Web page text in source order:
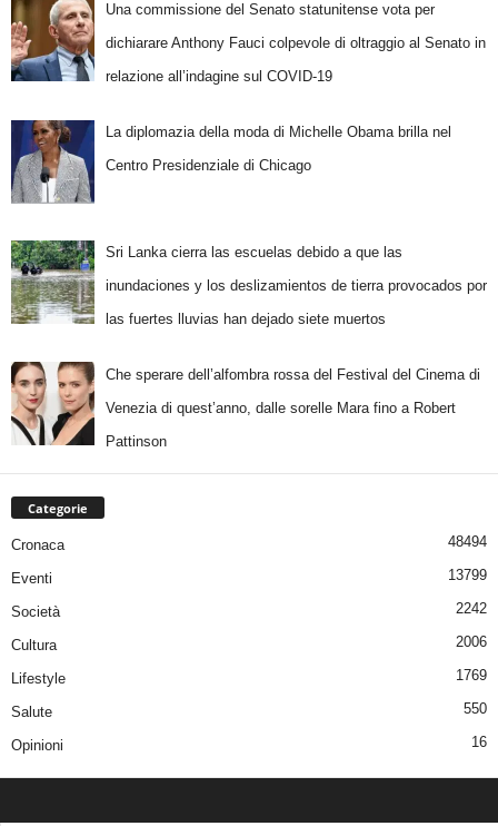
Una commissione del Senato statunitense vota per
dichiarare Anthony Fauci colpevole di oltraggio al Senato in
relazione all’indagine sul COVID-19
La diplomazia della moda di Michelle Obama brilla nel
Centro Presidenziale di Chicago
Sri Lanka cierra las escuelas debido a que las
inundaciones y los deslizamientos de tierra provocados por
las fuertes lluvias han dejado siete muertos
Che sperare dell’alfombra rossa del Festival del Cinema di
Venezia di quest’anno, dalle sorelle Mara fino a Robert
Pattinson
Categorie
Cronaca 48494
Eventi 13799
Società 2242
Cultura 2006
Lifestyle 1769
Salute 550
Opinioni 16